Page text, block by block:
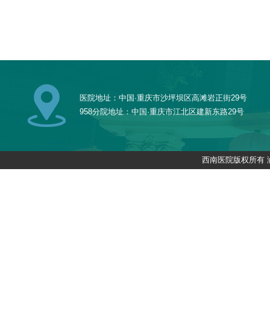
医院地址：中国·重庆市沙坪坝区高滩岩正街29号
958分院地址：中国·重庆市江北区建新东路29号
西南医院版权所有